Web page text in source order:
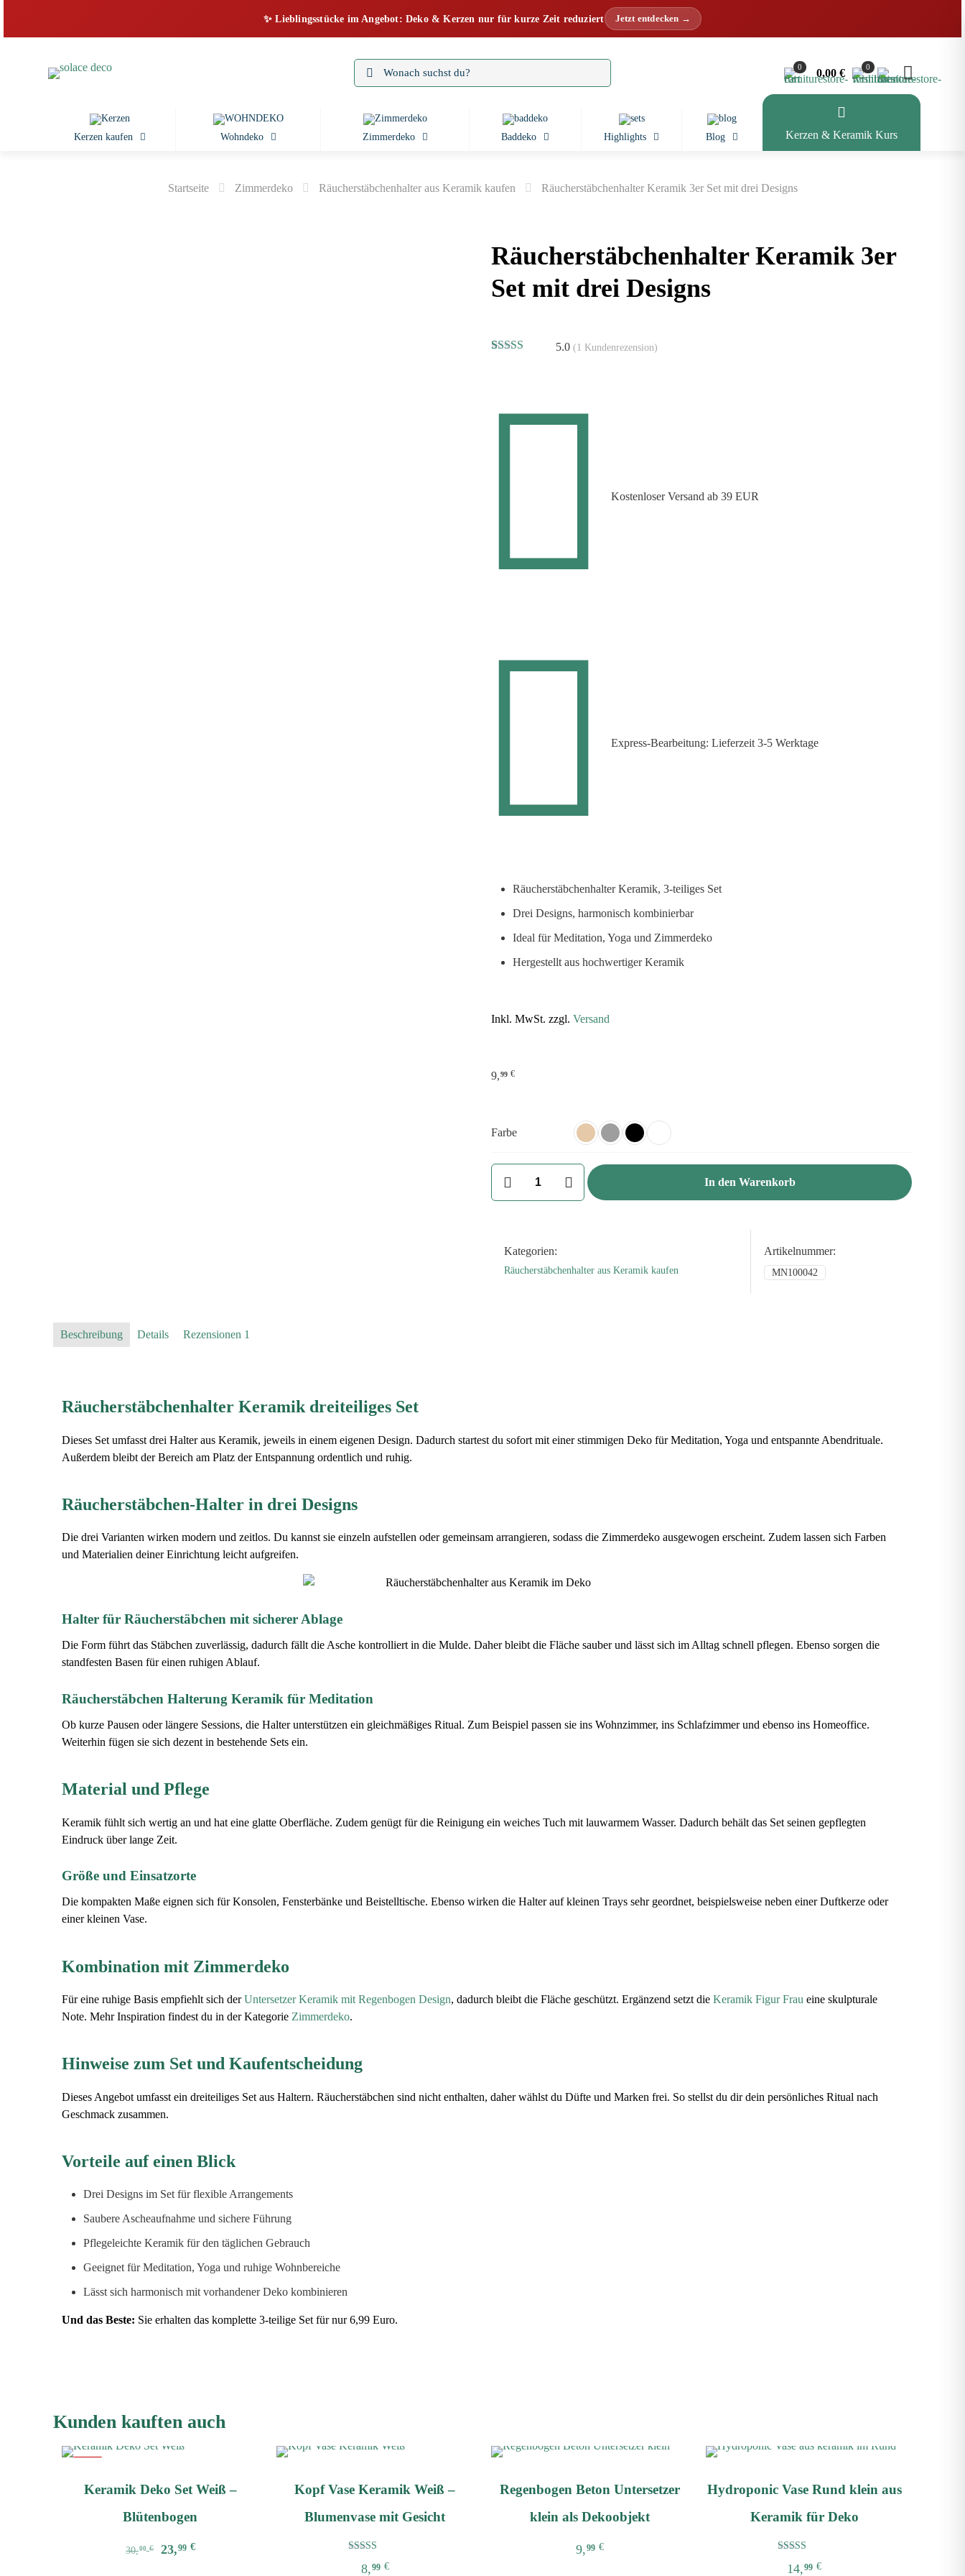
✨ Lieblingsstücke im Angebot: Deko & Kerzen nur für kurze Zeit reduziert Jetzt entdecken →
0 0,00 € 0
Kerzen kaufen Wohndeko Zimmerdeko Baddeko Highlights Blog Kerzen & Keramik Kurs
Startseite Zimmerdeko Räucherstäbchenhalter aus Keramik kaufen Räucherstäbchenhalter Keramik 3er Set mit drei Designs
Räucherstäbchenhalter Keramik 3er
Set mit drei Designs
5.0 (1 Kundenrezension)
Kostenloser Versand ab 39 EUR
Express-Bearbeitung: Lieferzeit 3-5 Werktage
Räucherstäbchenhalter Keramik, 3-teiliges Set
Drei Designs, harmonisch kombinierbar
Ideal für Meditation, Yoga und Zimmerdeko
Hergestellt aus hochwertiger Keramik
Inkl. MwSt. zzgl. Versand
9,99 €
Farbe
Räucherstäbchenhalter
Keramik
drei
Designs
In den Warenkorb
Kategorien:
Räucherstäbchenhalter aus Keramik kaufen
Artikelnummer:
MN100042
Beschreibung Details Rezensionen 1
Räucherstäbchenhalter Keramik dreiteiliges Set
Dieses Set umfasst drei Halter aus Keramik, jeweils in einem eigenen Design. Dadurch startest du sofort mit einer stimmigen Deko für Meditation, Yoga und entspannte Abendrituale.
Außerdem bleibt der Bereich am Platz der Entspannung ordentlich und ruhig.
Räucherstäbchen-Halter in drei Designs
Die drei Varianten wirken modern und zeitlos. Du kannst sie einzeln aufstellen oder gemeinsam arrangieren, sodass die Zimmerdeko ausgewogen erscheint. Zudem lassen sich Farben
und Materialien deiner Einrichtung leicht aufgreifen.
Halter für Räucherstäbchen mit sicherer Ablage
Die Form führt das Stäbchen zuverlässig, dadurch fällt die Asche kontrolliert in die Mulde. Daher bleibt die Fläche sauber und lässt sich im Alltag schnell pflegen. Ebenso sorgen die
standfesten Basen für einen ruhigen Ablauf.
Räucherstäbchen Halterung Keramik für Meditation
Ob kurze Pausen oder längere Sessions, die Halter unterstützen ein gleichmäßiges Ritual. Zum Beispiel passen sie ins Wohnzimmer, ins Schlafzimmer und ebenso ins Homeoffice.
Weiterhin fügen sie sich dezent in bestehende Sets ein.
Material und Pflege
Keramik fühlt sich wertig an und hat eine glatte Oberfläche. Zudem genügt für die Reinigung ein weiches Tuch mit lauwarmem Wasser. Dadurch behält das Set seinen gepflegten
Eindruck über lange Zeit.
Größe und Einsatzorte
Die kompakten Maße eignen sich für Konsolen, Fensterbänke und Beistelltische. Ebenso wirken die Halter auf kleinen Trays sehr geordnet, beispielsweise neben einer Duftkerze oder
einer kleinen Vase.
Kombination mit Zimmerdeko
Für eine ruhige Basis empfiehlt sich derUntersetzer Keramik mit Regenbogen Design, dadurch bleibt die Fläche geschützt. Ergänzend setzt die Keramik Figur Frau eine skulpturale
Note. Mehr Inspiration findest du in der Kategorie Zimmerdeko.
Hinweise zum Set und Kaufentscheidung
Dieses Angebot umfasst ein dreiteiliges Set aus Haltern. Räucherstäbchen sind nicht enthalten, daher wählst du Düfte und Marken frei. So stellst du dir dein persönliches Ritual nach
Geschmack zusammen.
Vorteile auf einen Blick
Drei Designs im Set für flexible Arrangements
Saubere Ascheaufnahme und sichere Führung
Pflegeleichte Keramik für den täglichen Gebrauch
Geeignet für Meditation, Yoga und ruhige Wohnbereiche
Lässt sich harmonisch mit vorhandener Deko kombinieren
Und das Beste: Sie erhalten das komplette 3-teilige Set für nur 6,99 Euro.
Kunden kauften auch
Keramik Deko Set Weiß –
Blütenbogen
30,00 €
Ursprünglicher
23,99 €Aktueller
Kopf Vase Keramik Weiß –
Blumenvase mit Gesicht
Bewertet mit
5.00
8,99 €
Regenbogen Beton Untersetzer
klein als Dekoobjekt
9, 99 €
Hydroponic Vase Rund klein aus
Keramik für Deko
Bewertet mit
5.00
14,99 €